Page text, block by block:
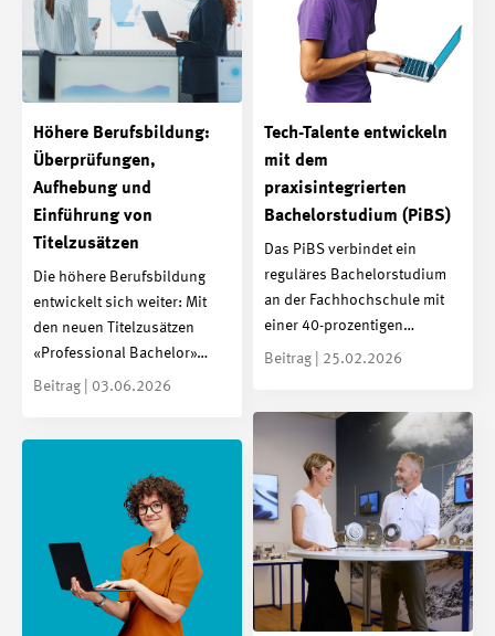
Höhere Berufsbildung:
Überprüfungen,
Aufhebung und
Einführung von
Titelzusätzen
Die höhere Berufsbildung
entwickelt sich weiter: Mit
den neuen Titelzusätzen
«Professional Bachelor»…
Beitrag | 03.06.2026
Tech-Talente entwickeln
mit dem
praxisintegrierten
Bachelorstudium (PiBS)
Das PiBS verbindet ein
reguläres Bachelorstudium
an der Fachhochschule mit
einer 40-prozentigen…
Beitrag | 25.02.2026